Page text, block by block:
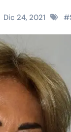
Dic 24, 2021 #